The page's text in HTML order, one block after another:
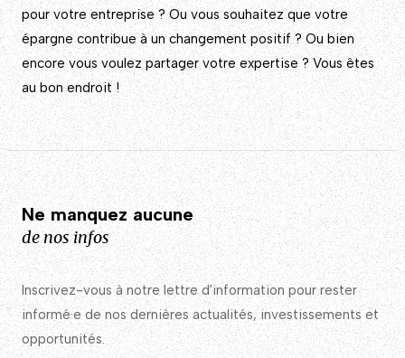
pour votre entreprise ? Ou vous souhaitez que votre
épargne contribue à un changement positif ? Ou bien
encore vous voulez partager votre expertise ? Vous êtes
au bon endroit !
Ne manquez aucune
de nos infos
Inscrivez-vous à notre lettre d'information pour rester
informé·e de nos dernières actualités, investissements et
opportunités.